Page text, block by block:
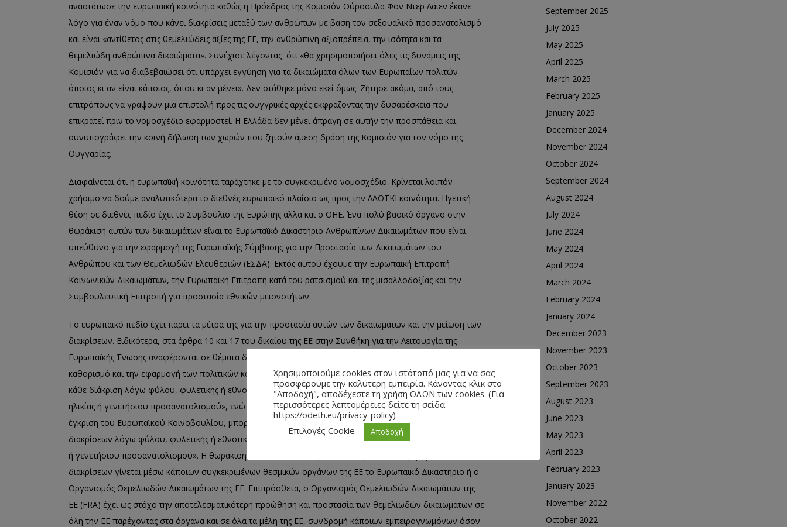
αναστάτωσε την ευρωπαϊκή κοινότητα καθώς η Πρόεδρος της Κομισιόν Ούρσουλα Φον Ντερ Λάιεν έκανε
λόγο για έναν νόμο που κάνει διακρίσεις μεταξύ των ανθρώπων με βάση τον σεξουαλικό προσανατολισμό
και είναι «αντίθετος στις θεμελιώδεις αξίες της ΕΕ, την ανθρώπινη αξιοπρέπεια, την ισότητα και τα
θεμελιώδη ανθρώπινα δικαιώματα». Συνέχισε λέγοντας ότι «θα χρησιμοποιήσει όλες τις δυνάμεις της
Κομισιόν για να διαβεβαιώσει ότι υπάρχει εγγύηση για τα δικαιώματα όλων των Ευρωπαίων πολιτών
όποιος κι αν είναι κάποιος, όπου κι αν μένει». Δεν στάθηκε μόνο εκεί όμως. Ζήτησε ακόμα, από τους
επιτρόπους να γράψουν μια επιστολή προς τις ουγγρικές αρχές εκφράζοντας την δυσαρέσκεια που
επικρατεί πριν το νομοσχέδιο εφαρμοστεί. Η Ελλάδα δεν μένει άπραγη σε αυτήν την προσπάθεια και
συνυπογράφει την κοινή δήλωση των χωρών που ζητούν άμεση δράση της Κομισιόν για τον νόμο της
Ουγγαρίας.
Διαφαίνεται ότι η ευρωπαϊκή κοινότητα ταράχτηκε με το συγκεκριμένο νομοσχέδιο. Κρίνεται λοιπόν
χρήσιμο να δούμε αναλυτικότερα το διεθνές ευρωπαϊκό πλαίσιο ως προς την ΛΑΟΤΚΙ κοινότητα. Ηγετική
θέση σε διεθνές πεδίο έχει το Συμβούλιο της Ευρώπης αλλά και ο ΟΗΕ. Ένα πολύ βασικό όργανο στην
θωράκιση αυτών των δικαιωμάτων είναι το Ευρωπαϊκό Δικαστήριο Ανθρωπίνων Δικαιωµάτων που είναι
υπεύθυνο για την εφαρµογή της Ευρωπαϊκής Σύµβασης για την Προστασία των Δικαιωµάτων του
Ανθρώπου και των Θεµελιωδών Ελευθεριών (ΕΣΔΑ). Εκτός αυτού έχουμε την Ευρωπαϊκή Επιτροπή
Κοινωνικών Δικαιωµάτων, την Ευρωπαϊκή Επιτροπή κατά του ρατσισµού και της µισαλλοδοξίας και την
Συµβουλευτική Επιτροπή για προστασία εθνικών μειονοτήτων.
Το ευρωπαϊκό πεδίο έχει πάρει τα μέτρα της για την προστασία αυτών των δικαιωμάτων και την μείωση των
διακρίσεων. Ειδικότερα, στα άρθρα 10 και 17 του δικαίου της ΕΕ στην Συνθήκη για την Λειτουργία της
Ευρωπαϊκής Ένωσης αναφέρονται σε θέματα διακρίσεων. Αναλυτικότερα, το άρθρο 10 θεσπίζει «Κατά τον
καθορισµό και την εφαρµογή των πολιτικών και των δράσεών της, η Ένωση επιδιώκει να καταπολεµήσει
κάθε διάκριση λόγω φύλου, φυλετικής ή εθνοτικής καταγωγής, θρησκείας ή πεποιθήσεων, αναπηρίας,
ηλικίας ή γενετήσιου προσανατολισµού», ενώ στο άρθρο 17 προβλέπεται ότι «το Συμβούλιο µετά την
έγκριση του Ευρωπαϊκού Κοινοβουλίου, µπορεί να αναλάβει ανάλογη δράση για την καταπολέµηση των
διακρίσεων λόγω φύλου, φυλετικής ή εθνοτικής καταγωγής, θρησκείας ή πεποιθήσεων, αναπηρίας, ηλικίας
ή γενετήσιου προσανατολισµού». Η θωράκιση αυτών των δικαιωμάτων και της καταπολέμησης των
διακρίσεων γίνεται μέσω κάποιων συγκεκριμένων θεσµικών οργάνων της ΕΕ το Ευρωπαικό Δικαστήριο ή ο
Οργανισµός Θεµελιωδών Δικαιωµάτων της ΕΕ. Επιπρόσθετα, ο Οργανισμός Θεμελιωδών Δικαιωµάτων της
ΕΕ (FRA) έχει ως στόχο την αποτελεσματικότερη προώθηση και προστασία των θεμελιωδών δικαιωμάτων σε
όλη την ΕΕ παρέχοντας στα όργανα και σε όλα τα μέλη της ΕΕ, συνδροµή κάποιων εµπειρογνωµόνων όσον
September 2025
July 2025
May 2025
April 2025
March 2025
February 2025
January 2025
December 2024
November 2024
October 2024
September 2024
August 2024
July 2024
June 2024
May 2024
April 2024
March 2024
February 2024
January 2024
December 2023
November 2023
October 2023
September 2023
August 2023
June 2023
May 2023
April 2023
February 2023
January 2023
November 2022
October 2022
Χρησιμοποιούμε cookies στον ιστότοπό μας για να σας
προσφέρουμε την καλύτερη εμπειρία. Κάνοντας κλικ στο
"Αποδοχή", αποδέχεστε τη χρήση ΟΛΩΝ των cookies. (Για
περισσότερες λεπτομέρειες δείτε τη σείδα
https://odeth.eu/privacy-policy)
Επιλογές Cookie
Αποδοχή